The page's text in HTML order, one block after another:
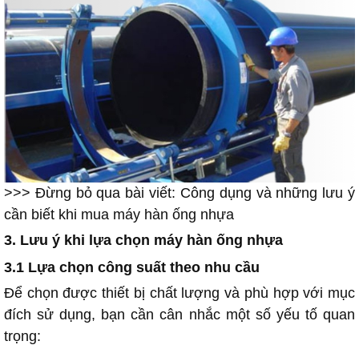
>>> Đừng bỏ qua bài viết: Công dụng và những lưu ý
cần biết khi mua máy hàn ống nhựa
3. Lưu ý khi lựa chọn máy hàn ống nhựa
3.1 Lựa chọn công suất theo nhu cầu
Để chọn được thiết bị chất lượng và phù hợp với mục
đích sử dụng, bạn cần cân nhắc một số yếu tố quan
trọng: